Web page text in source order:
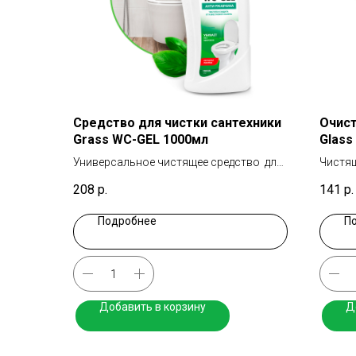
Средство для чистки сантехники
Grass WC-GEL 1000мл
Универсальное чистящее средство для
208 р.
Подробнее
Добавить в корзину
141 р.